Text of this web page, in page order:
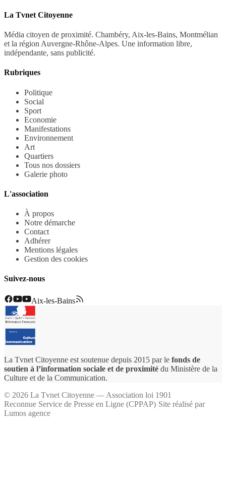
La Tvnet Citoyenne
Média citoyen de proximité. Chambéry, Aix-les-Bains, Montmélian
et la région Auvergne-Rhône-Alpes. Une information libre,
indépendante, sans publicité.
Rubriques
Politique
Social
Sport
Economie
Manifestations
Environnement
Art
Quartiers
Tous nos dossiers
Galerie photo
L'association
À propos
Notre démarche
Contact
Adhérer
Mentions légales
Gestion des cookies
Suivez-nous
Aix-les-Bains
La Tvnet Citoyenne est soutenue depuis 2015 par le fonds de
soutien à l’information sociale et de proximité du Ministère de la
Culture et de la Communication.
© 2026 La Tvnet Citoyenne — Association loi 1901
Reconnue Service de Presse en Ligne (CPPAP)·Site réalisé par
Lumos agence